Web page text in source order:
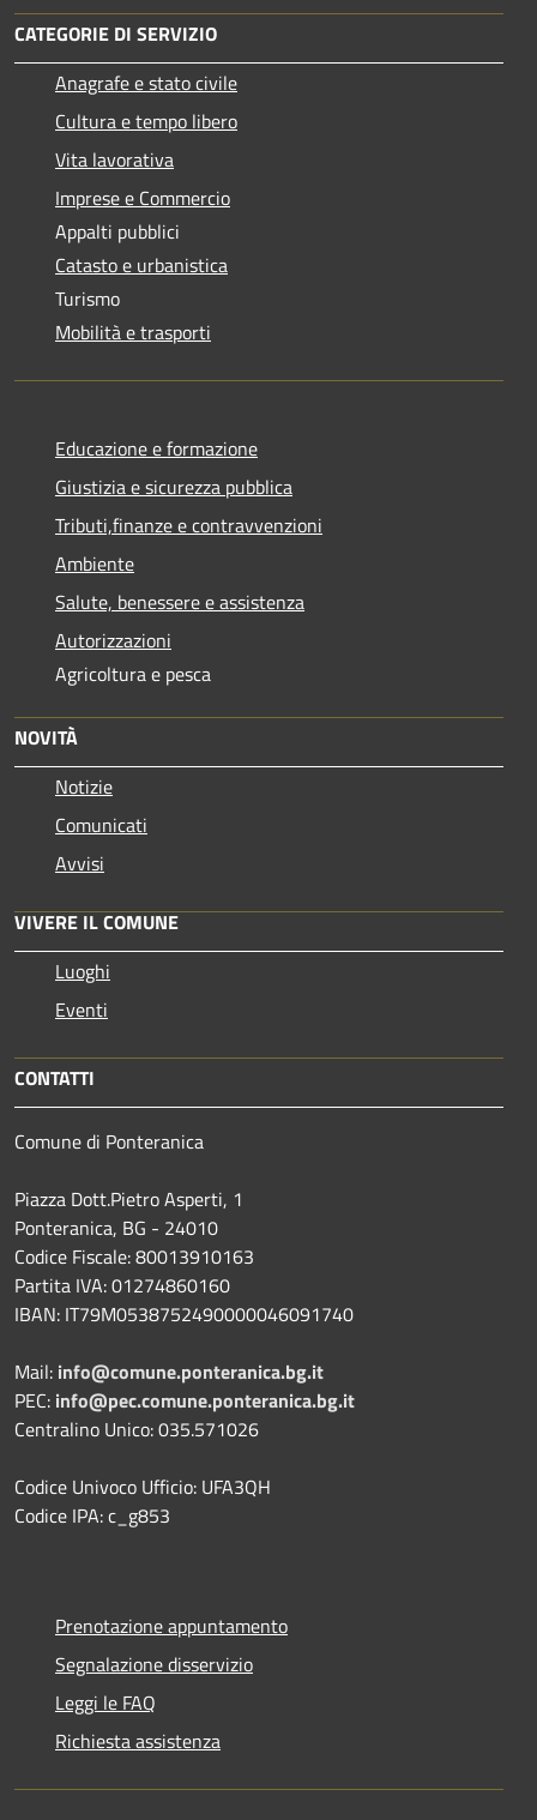
CATEGORIE DI SERVIZIO
Anagrafe e stato civile
Cultura e tempo libero
Vita lavorativa
Imprese e Commercio
Appalti pubblici
Catasto e urbanistica
Turismo
Mobilità e trasporti
Educazione e formazione
Giustizia e sicurezza pubblica
Tributi,finanze e contravvenzioni
Ambiente
Salute, benessere e assistenza
Autorizzazioni
Agricoltura e pesca
NOVITÀ
Notizie
Comunicati
Avvisi
VIVERE IL COMUNE
Luoghi
Eventi
CONTATTI
Comune di Ponteranica
Piazza Dott.Pietro Asperti, 1
Ponteranica, BG - 24010
Codice Fiscale: 80013910163
Partita IVA: 01274860160
IBAN: IT79M0538752490000046091740
Mail: info@comune.ponteranica.bg.it
PEC: info@pec.comune.ponteranica.bg.it
Centralino Unico: 035.571026
Codice Univoco Ufficio: UFA3QH
Codice IPA: c_g853
Prenotazione appuntamento
Segnalazione disservizio
Leggi le FAQ
Richiesta assistenza